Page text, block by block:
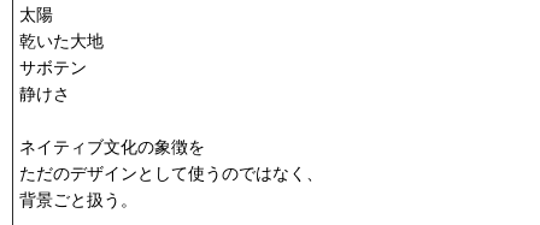
太陽
乾いた大地
サボテン
静けさ
ネイティブ文化の象徴を
ただのデザインとして使うのではなく、
背景ごと扱う。